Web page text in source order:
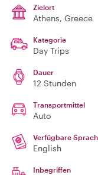
Zielort
Athens, Greece
Kategorie
Day Trips
Dauer
12 Stunden
Transportmittel
Auto
Verfügbare
English
Inbegriffen